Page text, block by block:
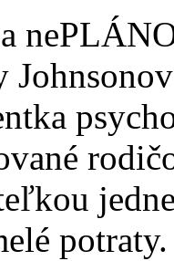
potraty.